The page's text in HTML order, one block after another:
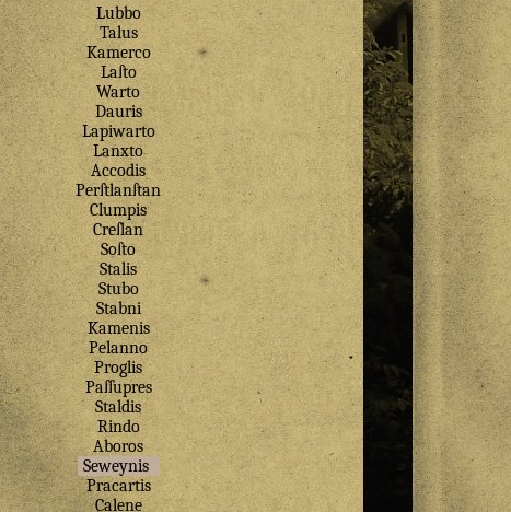
Lubbo
Talus
Kamerco
Laſto
Warto
Dauris
Lapiwarto
Lanxto
Accodis
Perſtlanſtan
Clumpis
Creſlan
Soſto
Stalis
Stubo
Stabni
Kamenis
Pelanno
Proglis
Paſſupres
Staldis
Rindo
Aboros
Seweynis
Pracartis
Calene